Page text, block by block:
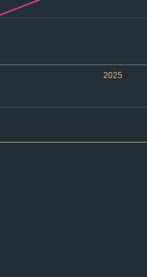
2025